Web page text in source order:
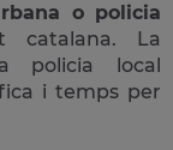
o policia
catalana. La
policia local
i temps per